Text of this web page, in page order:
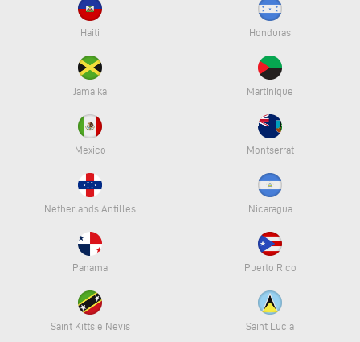
Haiti Honduras
Jamaika Martinique
Mexico Montserrat
Netherlands Antilles Nicaragua
Panama Puerto Rico
Saint Kitts e Nevis Saint Lucia